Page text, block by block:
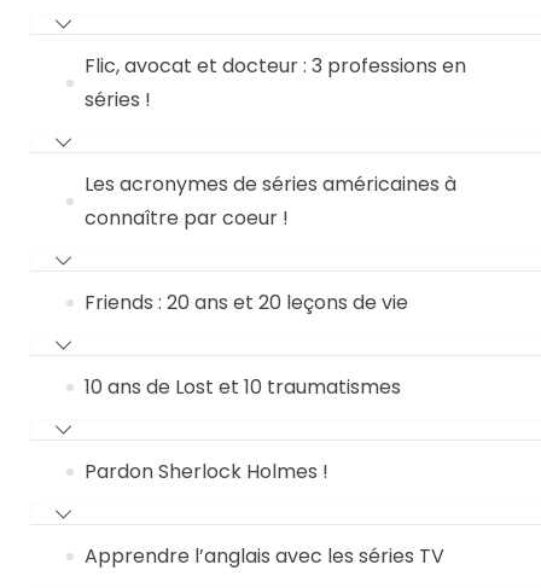
Flic, avocat et docteur : 3 professions en
séries !
Les acronymes de séries américaines à
connaître par coeur !
Friends : 20 ans et 20 leçons de vie
10 ans de Lost et 10 traumatismes
Pardon Sherlock Holmes !
Apprendre l’anglais avec les séries TV